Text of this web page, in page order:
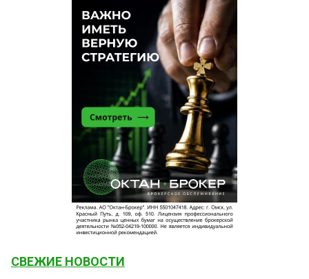
СВЕЖИЕ НОВОСТИ